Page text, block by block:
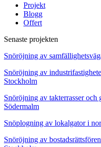
Projekt
Blogg
Offert
Senaste projekten
Snöröjning av
Snöröjning av
Stockholm
Snöröjning av takterrasser och
Södermalm
Snöplogning av lokalgator i
Snöröjning av